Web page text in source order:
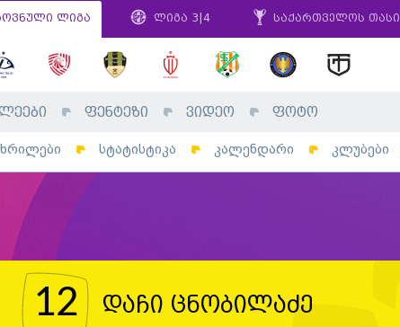
ლიგა ლიგა 3|4 საქართველოს თასი
ფენტეზი ვიდეო ფოტო
სტატისტიკა კალენდარი კლუბები
12 დაჩი ცნობილაძე